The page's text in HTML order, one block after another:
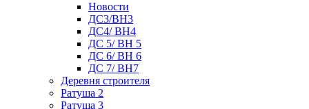
Новости
ДС3/BH3
ДС4/ BH4
ДС 5/ BH 5
ДС 6/ BH 6
ДС 7/ BH7
Деревня строителя
Ратуша 2
Ратуша 3